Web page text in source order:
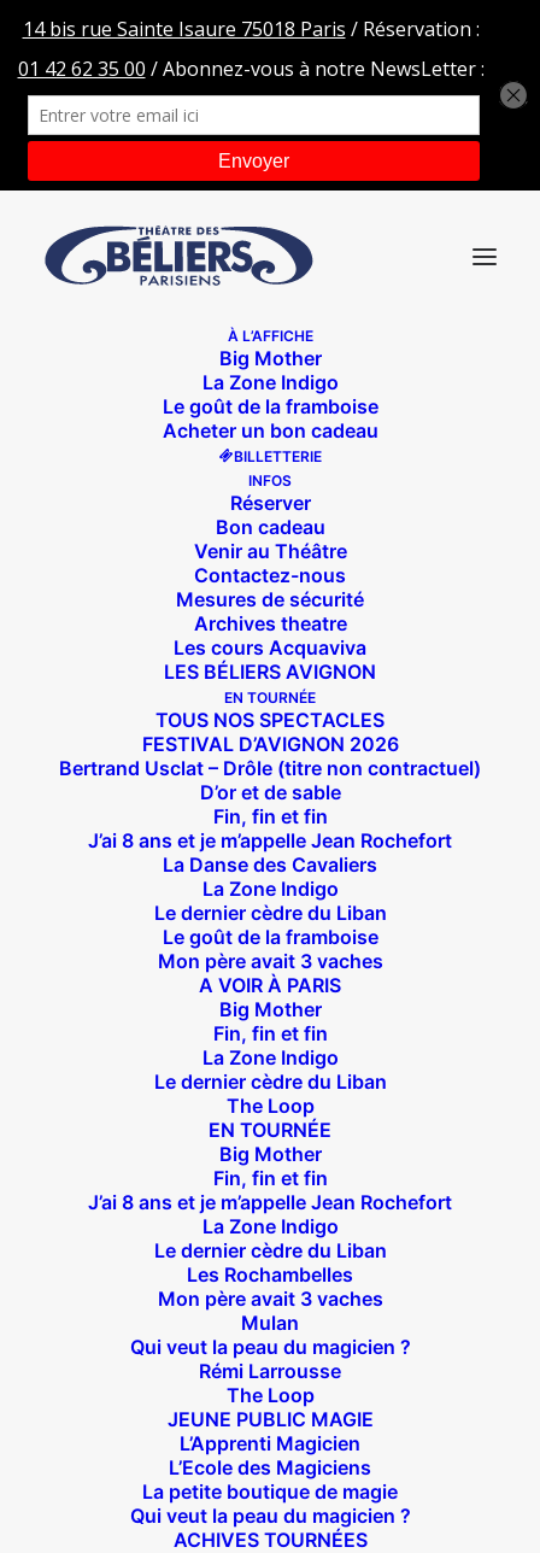
À L’AFFICHE
Big Mother
La Zone Indigo
Le goût de la framboise
Acheter un bon cadeau
BILLETTERIE
INFOS
Réserver
Bon cadeau
Venir au Théâtre
Contactez-nous
Mesures de sécurité
Archives theatre
Les cours Acquaviva
LES BÉLIERS AVIGNON
EN TOURNÉE
TOUS NOS SPECTACLES
FESTIVAL D’AVIGNON 2026
Bertrand Usclat – Drôle (titre non contractuel)
D’or et de sable
Fin, fin et fin
J’ai 8 ans et je m’appelle Jean Rochefort
La Danse des Cavaliers
La Zone Indigo
Le dernier cèdre du Liban
Le goût de la framboise
Mon père avait 3 vaches
A VOIR À PARIS
Big Mother
Fin, fin et fin
La Zone Indigo
Le dernier cèdre du Liban
The Loop
EN TOURNÉE
Big Mother
Fin, fin et fin
J’ai 8 ans et je m’appelle Jean Rochefort
La Zone Indigo
Le dernier cèdre du Liban
Les Rochambelles
Mon père avait 3 vaches
Mulan
Qui veut la peau du magicien ?
Rémi Larrousse
The Loop
JEUNE PUBLIC MAGIE
L’Apprenti Magicien
L’Ecole des Magiciens
La petite boutique de magie
Qui veut la peau du magicien ?
ACHIVES TOURNÉES
Capture d’écran 2021-07-22 à 19.19.14
Accueil
La course des géants
Capture d’écran 2021-07-22 à 19.19.14
Suivez nous !
Théâtre des Béliers Parisiens
14 bis rue Sainte Isaure 75018 Paris
Joffrin / Simplon – Loc :01 42 62 35 00
À l’affiche
Big Mother
La Zone Indigo
Le goût de la framboise
Fin, fin et fin
The Loop